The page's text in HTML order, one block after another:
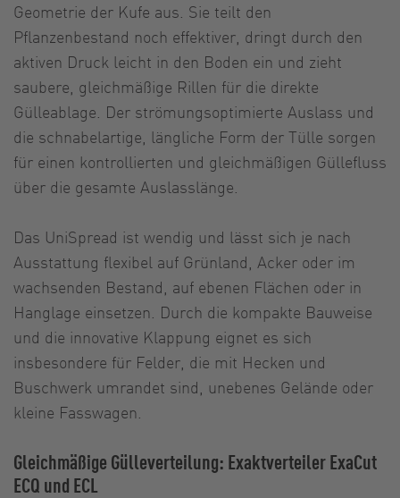
Geometrie der Kufe aus. Sie teilt den
Pflanzenbestand noch effektiver, dringt durch den
aktiven Druck leicht in den Boden ein und zieht
saubere, gleichmäßige Rillen für die direkte
Gülleablage. Der strömungsoptimierte Auslass und
die schnabelartige, längliche Form der Tülle sorgen
für einen kontrollierten und gleichmäßigen Güllefluss
über die gesamte Auslasslänge.
Das UniSpread ist wendig und lässt sich je nach
Ausstattung flexibel auf Grünland, Acker oder im
wachsenden Bestand, auf ebenen Flächen oder in
Hanglage einsetzen. Durch die kompakte Bauweise
und die innovative Klappung eignet es sich
insbesondere für Felder, die mit Hecken und
Buschwerk umrandet sind, unebenes Gelände oder
kleine Fasswagen.
Gleichmäßige Gülleverteilung: Exaktverteiler ExaCut
ECQ und ECL